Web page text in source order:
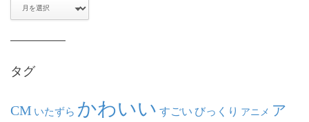
タグ
CM いたずら かわいい すごい びっくり アニメ ア